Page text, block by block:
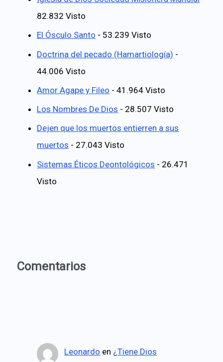
82.832 Visto
El Ósculo Santo - 53.239 Visto
Doctrina del pecado (Hamartiología) -
44.006 Visto
Amor Agape y Fileo - 41.964 Visto
Los Nombres De Dios - 28.507 Visto
Dejen que los muertos entierren a sus
muertos - 27.043 Visto
Sistemas Éticos Deontológicos - 26.471
Visto
Comentarios
Leonardo en ¿Tiene Dios